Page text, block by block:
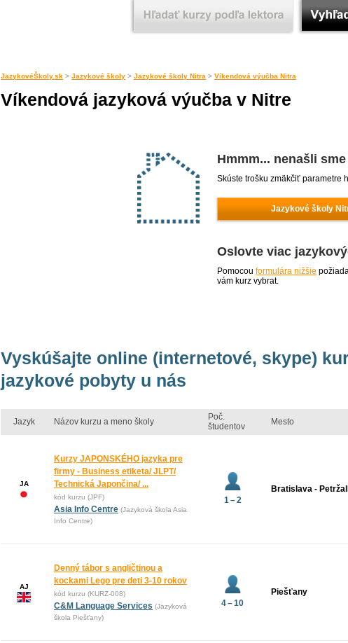
JazykovéŠkoly.sk > Jazykové školy > Jazykové školy Nitra > Víkendová výučba Nitra
Víkendová jazyková výučba v Nitre
Hmmm... nenašli
Skúste trošku zmäkčiť parametre
Jazykové školy
Oslovte viac
Pomocou formulára nižšie
vám kurz vybrat.
Vyskúšajte online (internetové, skype)
jazykové pobyty u nás
Jazyk Názov kurzu a meno školy
Poč.
študentov
Mesto
JA
Kurzy JAPONSKÉHO jazyka pre
firmy - Business etiketa/ JLPT/
Technická Japončina/ ...
kód kurzu (JPF)
Asia Info Centre (Jazyková škola Asia
Info Centre)
1 – 2
Bratislava -
AJ
Denný tábor s angličtinou a
kockami Lego pre deti 3-10 rokov
kód kurzu (KURZ-008)
C&M Language Services (Jazyková
škola Piešťany)
4 – 10
Piešťany